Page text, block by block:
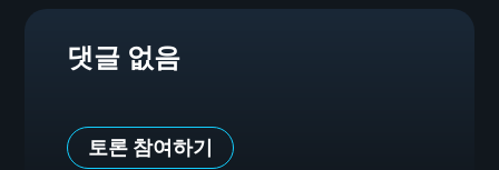
댓글 없음
토론 참여하기